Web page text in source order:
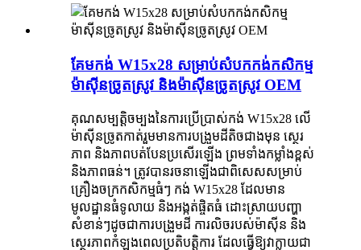
គែមកង់ W15x28 សម្រាប់សំបកកង់កសិកម្ម
ម៉ាស៊ីនច្រូតស្រូវ និងម៉ាស៊ីនច្រូតស្រូវ OEM
គុណសម្បត្តិចម្បងនៃការប្រើប្រាស់កង់ W15x28 លើ
ម៉ាស៊ីនច្រូតកាត់រួមមានការបង្រួមដីតិចជាងមុន ស្ថេរ
ភាព និងភាពបត់បែនប្រសើរឡើង ព្រមទាំងកម្លាំងខ្ពស់
និងភាពធន់។ ត្រូវបានរចនាឡើងជាពិសេសសម្រាប់
គ្រឿងចក្រកសិកម្មធំៗ កង់ W15x28 ដែលមាន
មូលដ្ឋានធំទូលាយ និងអង្កត់ផ្ចិតធំ ដោះស្រាយបញ្ហា
សំខាន់ៗដូចជាការបង្រួមដី ការលិចរបស់ម៉ាស៊ីន និង
ស្ថេរភាពកំឡុងពេលប្រតិបត្តិការ ដែលធ្វើឱ្យវាក្លាយជា